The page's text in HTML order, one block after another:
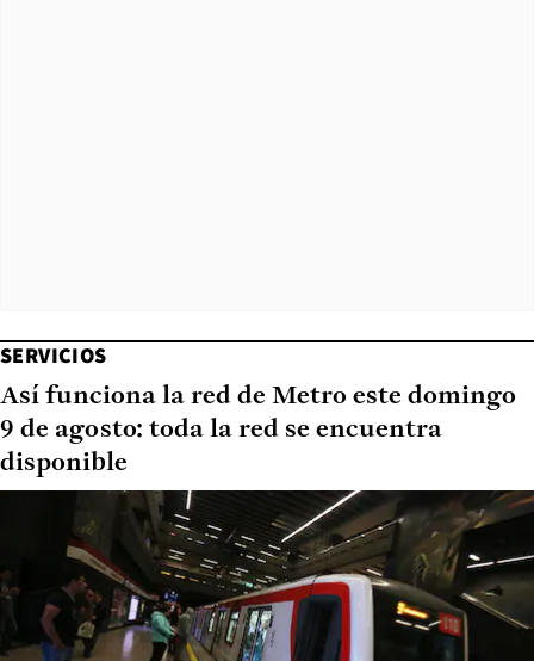
SERVICIOS
Así funciona la red de Metro este domingo
9 de agosto: toda la red se encuentra
disponible